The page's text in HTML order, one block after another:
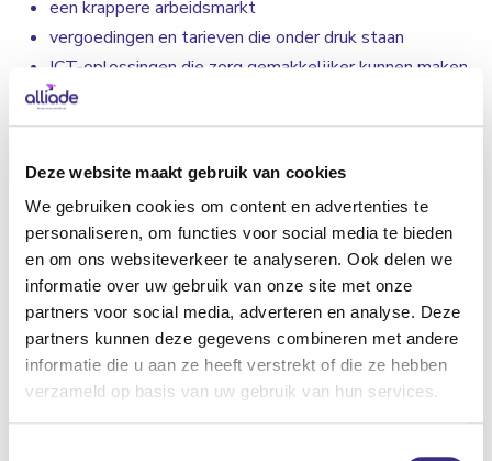
Deze website maakt gebruik van cookies
We gebruiken cookies om content en advertenties te
personaliseren, om functies voor social media te bieden
en om ons websiteverkeer te analyseren. Ook delen we
informatie over uw gebruik van onze site met onze
partners voor social media, adverteren en analyse. Deze
partners kunnen deze gegevens combineren met andere
informatie die u aan ze heeft verstrekt of die ze hebben
verzameld op basis van uw gebruik van hun services.
een krappere arbeidsmarkt
vergoedingen en tarieven die onder druk staan
ICT-oplossingen die zorg gemakkelijker kunnen maken
versterken van het sociale netwerk rondom iedere
client
In 2024 gaan we je regelmatig informeren over hoe Alliade
hiermee aan de slag gaat. Hierbij blijven we gaan voor onze
missie: een goed en zinvol leven voor cliënten. Dit doen
we niet alleen met onze (zorg)medewerkers, maar ook met
vrijwilligers, ketenpartners en het netwerk om iedere cliënt
heen. En daar ben jij ook onderdeel van.